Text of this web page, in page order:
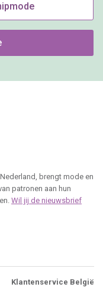
brengt mode en
patronen aan hun
Wil jij de nieuwsbrief
Klantenservice België